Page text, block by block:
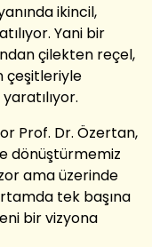
ikincil,
Yani bir
çilekten reçel,
çeşitleriyle
Prof. Dr. Özertan,
dönüştürmemiz
ama üzerinde
tek başına
bir vizyona